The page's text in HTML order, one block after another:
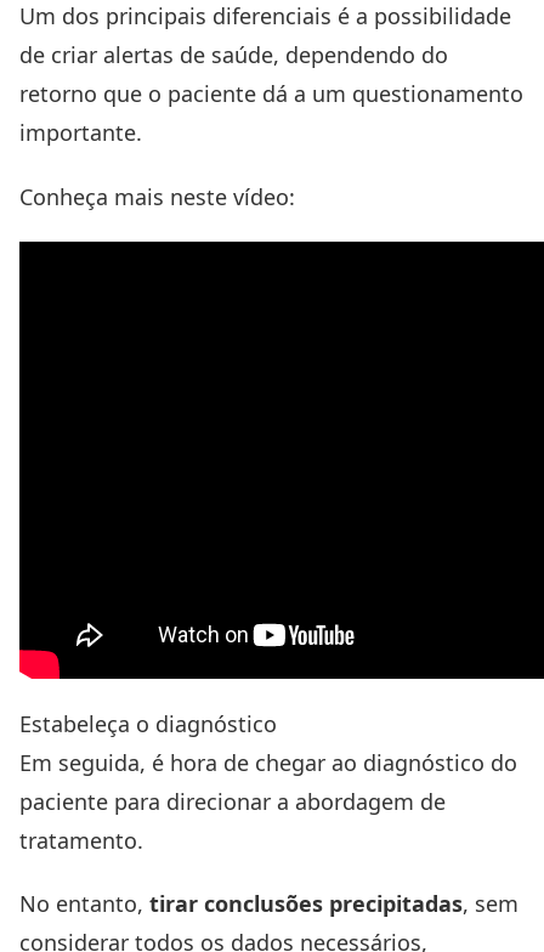
Um dos principais diferenciais é a possibilidade
de criar alertas de saúde, dependendo do
retorno que o paciente dá a um questionamento
importante.
Conheça mais neste vídeo:
Estabeleça o diagnóstico
Em seguida, é hora de chegar ao diagnóstico do
paciente para direcionar a abordagem de
tratamento.
No entanto, tirar conclusões precipitadas, sem
considerar todos os dados necessários,